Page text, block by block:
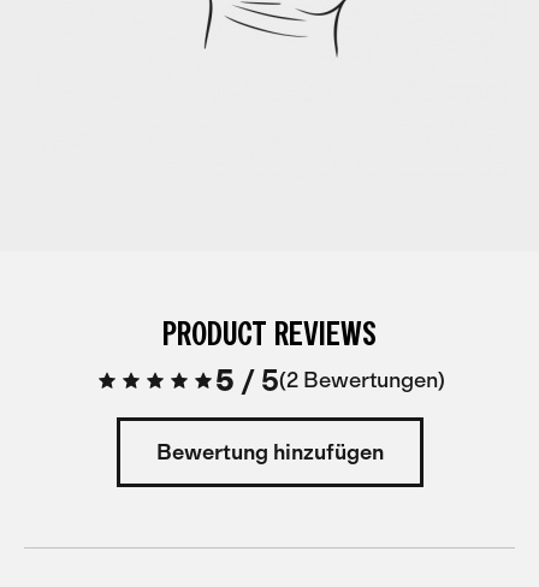
PRODUCT REVIEWS
5 /5 2 Bewertungen
Bewertung hinzufügen